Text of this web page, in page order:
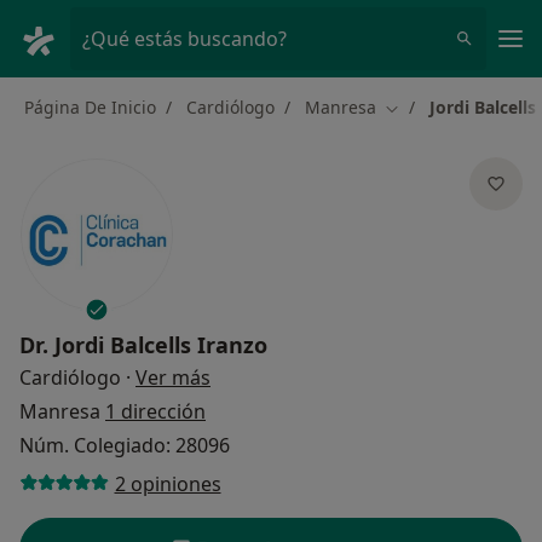
¿Qué estás buscando?
Página De Inicio Cardiólogo Manresa Cambiar de ciudad
Jordi
Dr. Jordi Balcells Iranzo
Cardiólogo · Ver más
Manresa 1 dirección
Núm. Colegiado: 28096
2 opiniones